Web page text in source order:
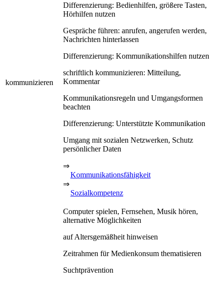
kommunizieren
Differenzierung: Bedienhilfen, größere Tasten,
Hörhilfen nutzen
Gespräche führen: anrufen, angerufen werden,
Nachrichten hinterlassen
Differenzierung: Kommunikationshilfen nutzen
schriftlich kommunizieren: Mitteilung,
Kommentar
Kommunikationsregeln und Umgangsformen
beachten
Differenzierung: Unterstützte Kommunikation
Umgang mit sozialen Netzwerken, Schutz
persönlicher Daten
⇒
Kommunikationsfähigkeit
⇒
Sozialkompetenz
Computer spielen, Fernsehen, Musik hören,
alternative Möglichkeiten
auf Altersgemäßheit hinweisen
Zeitrahmen für Medienkonsum thematisieren
Suchtprävention